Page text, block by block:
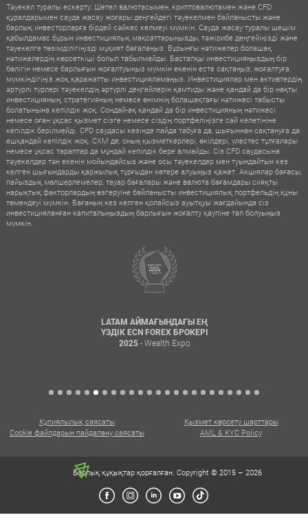
Тәуекел туралы ескерту: Шетел валютасымен, криптовалютамен және CFD
құралдарымен сауда жасау жоғары деңгейдегі тәуекелмен байланысты және
барлық инвесторларға бірдей сәйкес келмеуі мүмкін. Сауда жасау туралы шешім
қабылдамас бұрын инвестициялық мақсаттарыңызды, тәжірибе деңгейіңізді және
тәуекелге төзімділігіңізді мұқият бағалаңыз. Бұрынғы нәтижелер болашақ
нәтижелердің көрсеткіші болып табылмайды. Бастапқы инвестицияңыздың бір
бөлігін немесе барлығын жоғалтуыңыз мүмкін екенін есте сақтаңыз; жоғалтуға
мүмкіндігіңіз жоқ қаражатты инвестицияламаңыз. Инвестициялар мен активтердің
әртүрлі түрлері тәуекелдің әртүрлі деңгейлерін қамтиды және қандай да бір нақты
инвестицияның, стратегияның немесе өнімнің болашақтағы нәтижесі табысты
болатынына кепілдік жоқ. Сондай-ақ қандай да бір инвестицияның нәтижесі
немесе оған ұқсас қызмет сізге немесе сіздің портфеліңізге сай келетініне
кепілдік берілмейді. CFD саудасы кезінде пайда табуға да, шығыннан сақтануға да
ешқандай кепілдік жоқ. CXM де, оның қызметкерлері, өкілдері, үлестес тұлғалары
немесе ұқсас тараптар да мұндай кепілдік бере алмайды. Сіз CFD саудасына
тәуекелдер тән екенін мойындайсыз және осы тәуекелдер мен туындайтын кез
келген шығындарды қаржылық тұрғыдан көтере алуыңыз қажет. Акциялар бағасы,
пайыздық мөлшерлемелер, тауар бағалары және валюта бағамдары сияқты
нарықтық факторлардың өзгеруіне байланысты инвестициялық портфельдің құны
төмендеуі мүмкін. Бағаның кез келген қолайсыз ауытқуы жағдайында сіз
инвестицияланған капиталыңыздың барлығын жоғалту қаупіне тап болуыңыз
мүмкін.
LATAM АЙМАҒЫНДАҒЫ ЕҢ
ҮЗДІК ECN FOREX БРОКЕРІ
2025- Wealth Expo
Құпиялылық саясаты
Қызмет көрсету шарттары
Cookie файлдарын пайдалану саясаты
AML & KYC Policy
Барлық құқықтар қорғалған. Copyright © 2015 – 2026